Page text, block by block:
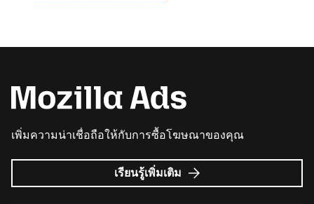
เพิ่มความน่าเชื่อถือให้กับการซื้อโฆษณาของคุณ
เรียนรู้เพิ่มเติม เกี่ยว
กับ